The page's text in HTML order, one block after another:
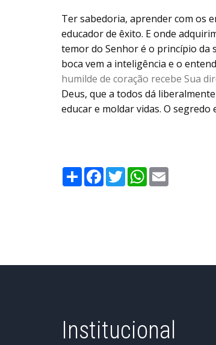
Ter sabedoria, aprender com os
educador de êxito. E onde
temor do Senhor é o princípio da
boca vem a inteligência e o
humilde de coração recebe Sua
Deus, que a todos dá liberalmente
educar e moldar vidas. O segredo
Compartilhe
FacebookTwitterWhatsApp
Institucional